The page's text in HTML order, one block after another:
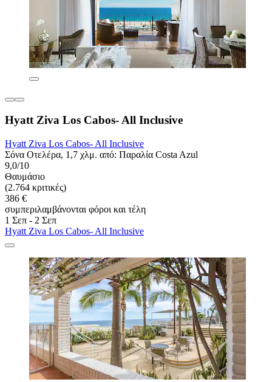
Hyatt Ziva Los Cabos- All Inclusive
Hyatt Ziva Los Cabos- All Inclusive
Σόνα Οτελέρα, 1,7 χλμ. από: Παραλία Costa Azul
9,0/10
Θαυμάσιο
(2.764 κριτικές)
386 €
συμπεριλαμβάνονται φόροι και τέλη
1 Σεπ - 2 Σεπ
Hyatt Ziva Los Cabos- All Inclusive